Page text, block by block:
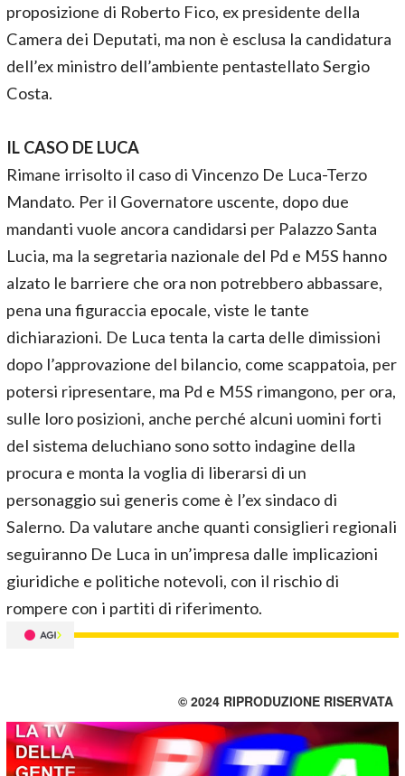
proposizione di Roberto Fico, ex presidente della
Camera dei Deputati, ma non è esclusa la candidatura
dell’ex ministro dell’ambiente pentastellato Sergio
Costa.
IL CASO DE LUCA
Rimane irrisolto il caso di Vincenzo De Luca-Terzo
Mandato. Per il Governatore uscente, dopo due
mandanti vuole ancora candidarsi per Palazzo Santa
Lucia, ma la segretaria nazionale del Pd e M5S hanno
alzato le barriere che ora non potrebbero abbassare,
pena una figuraccia epocale, viste le tante
dichiarazioni. De Luca tenta la carta delle dimissioni
dopo l’approvazione del bilancio, come scappatoia, per
potersi ripresentare, ma Pd e M5S rimangono, per ora,
sulle loro posizioni, anche perché alcuni uomini forti
del sistema deluchiano sono sotto indagine della
procura e monta la voglia di liberarsi di un
personaggio sui generis come è l’ex sindaco di
Salerno. Da valutare anche quanti consiglieri regionali
seguiranno De Luca in un’impresa dalle implicazioni
giuridiche e politiche notevoli, con il rischio di
rompere con i partiti di riferimento.
© 2024 RIPRODUZIONE RISERVATA